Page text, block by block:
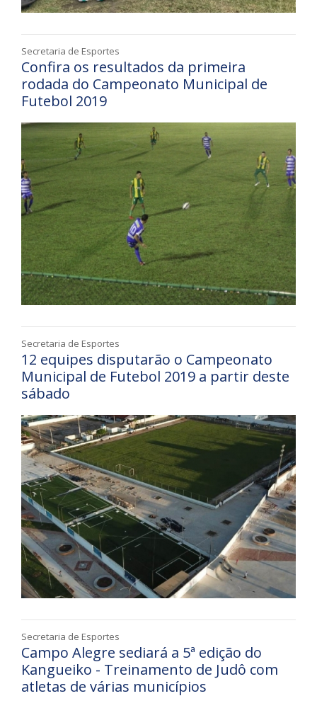
Secretaria de Esportes
Confira os resultados da primeira
rodada do Campeonato Municipal de
Futebol 2019
Secretaria de Esportes
12 equipes disputarão o Campeonato
Municipal de Futebol 2019 a partir deste
sábado
Secretaria de Esportes
Campo Alegre sediará a 5ª edição do
Kangueiko - Treinamento de Judô com
atletas de várias municípios